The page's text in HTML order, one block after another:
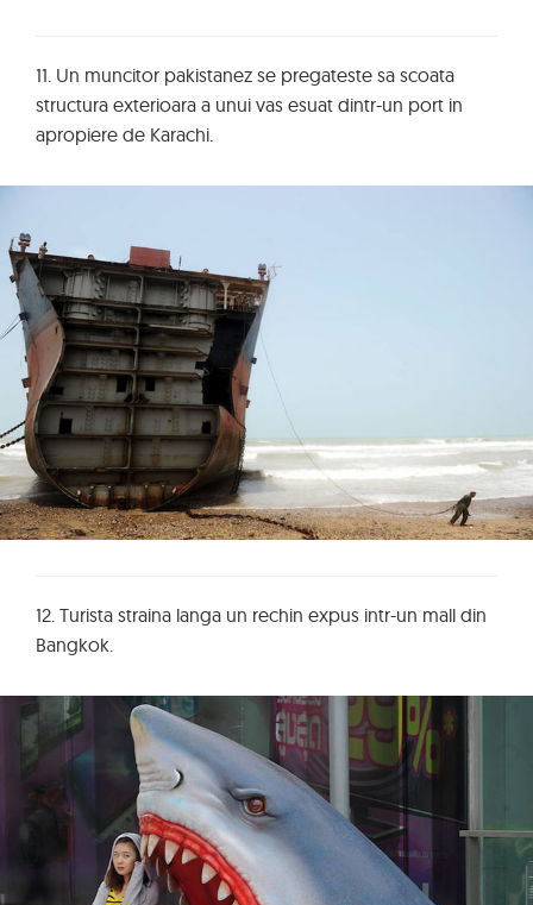
11. Un muncitor pakistanez se pregateste sa scoata
structura exterioara a unui vas esuat dintr-un port in
apropiere de Karachi.
12. Turista straina langa un rechin expus intr-un mall din
Bangkok.